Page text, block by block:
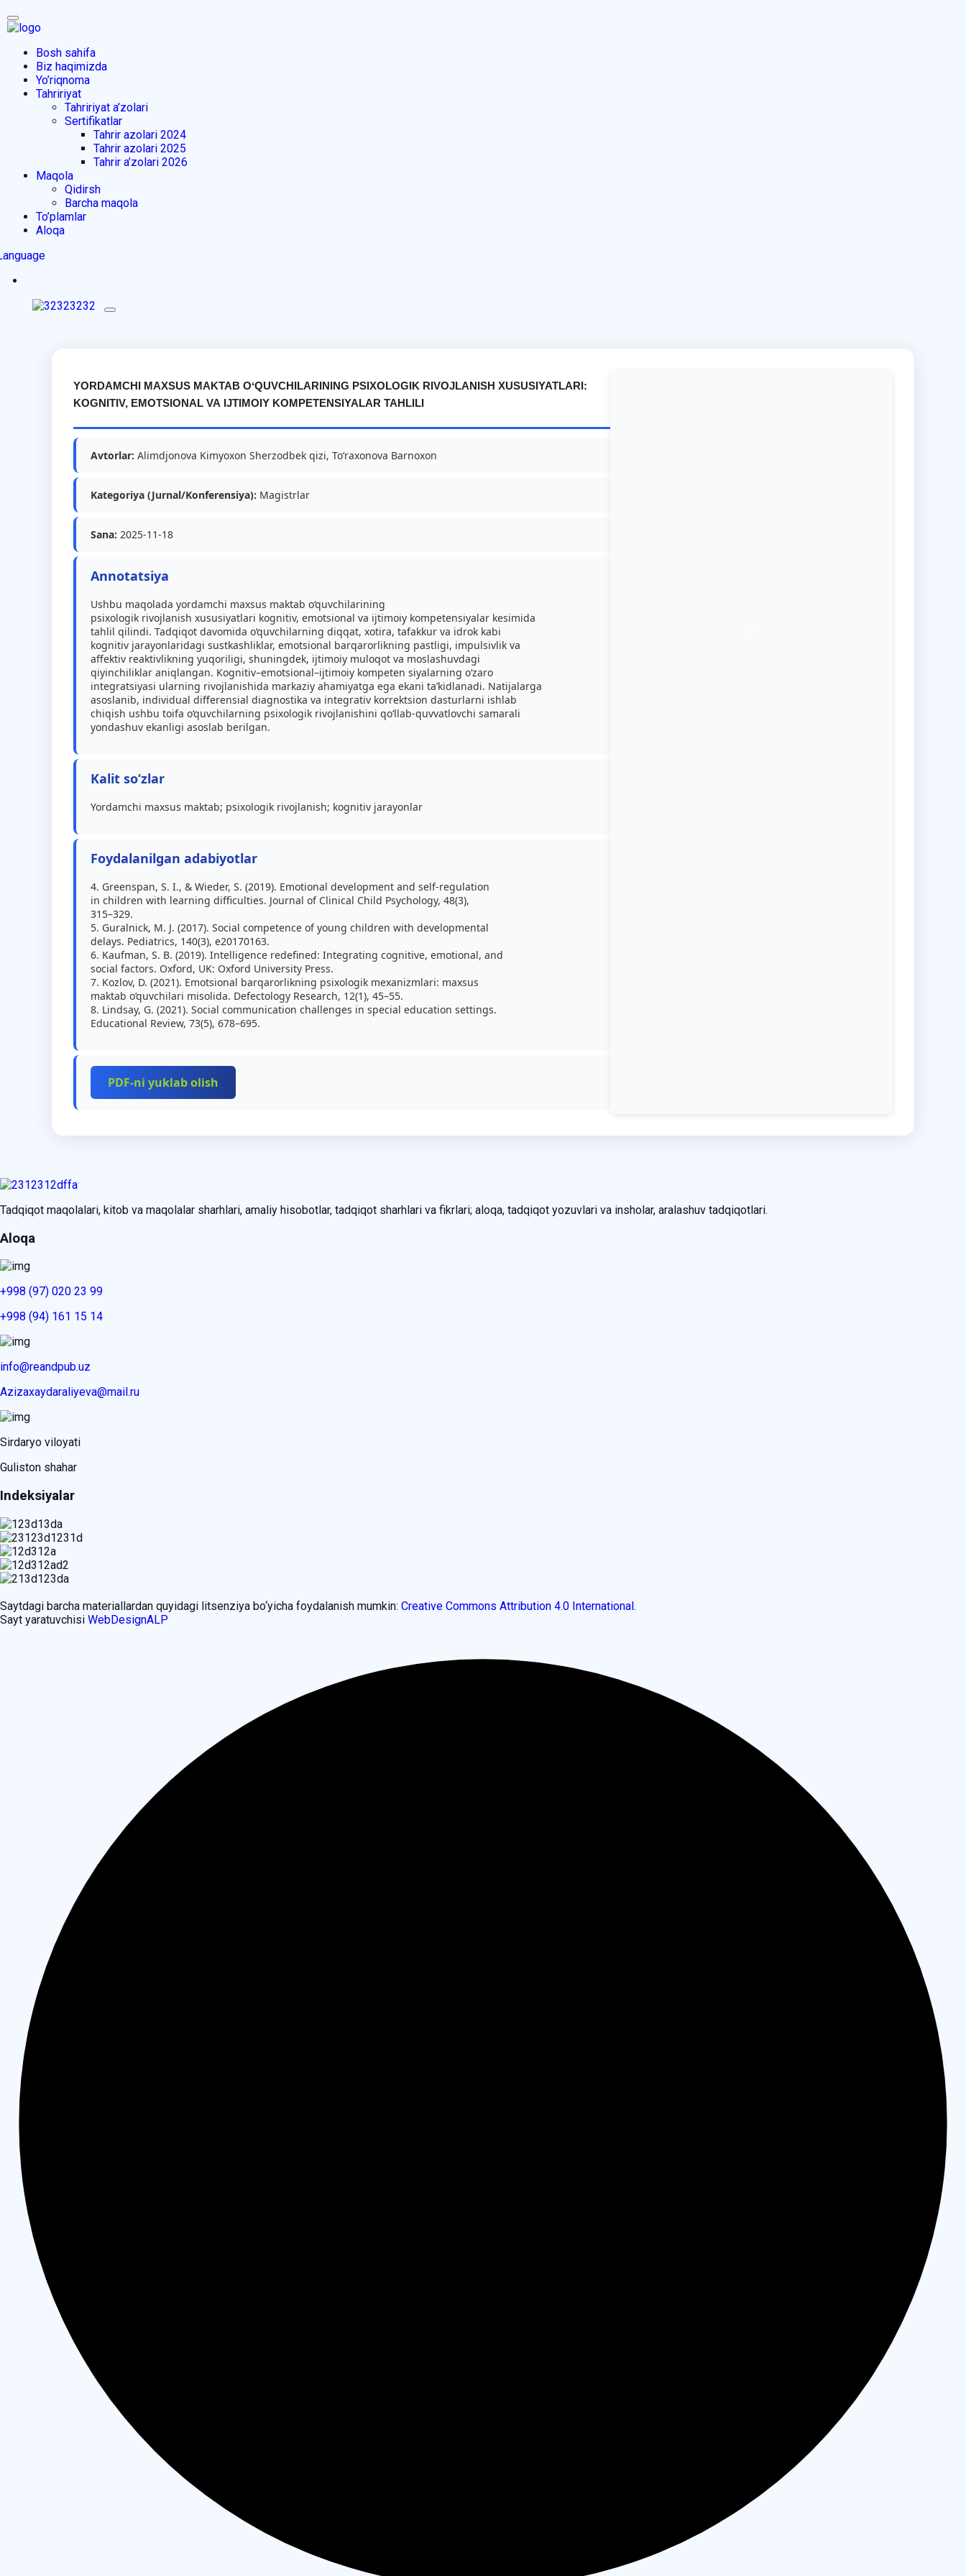
Bosh sahifa
Biz haqimizda
Yo’riqnoma
Tahririyat
Tahririyat a’zolari
Sertifikatlar
Tahrir azolari 2024
Tahrir azolari 2025
Tahrir a’zolari 2026
Maqola
Qidirsh
Barcha maqola
To’plamlar
Aloqa
YORDAMCHI MAXSUS MAKTAB OʻQUVCHILARINING PSIXOLOGIK RIVOJLANISH XUSUSIYATLARI:
KOGNITIV, EMOTSIONAL VA IJTIMOIY KOMPETENSIYALAR TAHLILI
Avtorlar: Alimdjonova Kimyoxon Sherzodbek qizi, Toʻraxonova Barnoxon
Kategoriya (Jurnal/Konferensiya): Magistrlar
Sana: 2025-11-18
Annotatsiya
Ushbu maqolada yordamchi maxsus maktab o‘quvchilarining
psixologik rivojlanish xususiyatlari kognitiv, emotsional va ijtimoiy kompetensiyalar kesimida
tahlil qilindi. Tadqiqot davomida o‘quvchilarning diqqat, xotira, tafakkur va idrok kabi
kognitiv jarayonlaridagi sustkashliklar, emotsional barqarorlikning pastligi, impulsivlik va
affektiv reaktivlikning yuqoriligi, shuningdek, ijtimoiy muloqot va moslashuvdagi
qiyinchiliklar aniqlangan. Kognitiv–emotsional–ijtimoiy kompeten siyalarning o‘zaro
integratsiyasi ularning rivojlanishida markaziy ahamiyatga ega ekani ta’kidlanadi. Natijalarga
asoslanib, individual differensial diagnostika va integrativ korrektsion dasturlarni ishlab
chiqish ushbu toifa o‘quvchilarning psixologik rivojlanishini qo‘llab-quvvatlovchi samarali
yondashuv ekanligi asoslab berilgan.
Kalit so‘zlar
Yordamchi maxsus maktab; psixologik rivojlanish; kognitiv jarayonlar
Foydalanilgan adabiyotlar
4. Greenspan, S. I., & Wieder, S. (2019). Emotional development and self-regulation
in children with learning difficulties. Journal of Clinical Child Psychology, 48(3),
315–329.
5. Guralnick, M. J. (2017). Social competence of young children with developmental
delays. Pediatrics, 140(3), e20170163.
6. Kaufman, S. B. (2019). Intelligence redefined: Integrating cognitive, emotional, and
social factors. Oxford, UK: Oxford University Press.
7. Kozlov, D. (2021). Emotsional barqarorlikning psixologik mexanizmlari: maxsus
maktab o‘quvchilari misolida. Defectology Research, 12(1), 45–55.
8. Lindsay, G. (2021). Social communication challenges in special education settings.
Educational Review, 73(5), 678–695.
PDF-ni yuklab olish
Tadqiqot maqolalari, kitob va maqolalar sharhlari, amaliy hisobotlar, tadqiqot sharhlari va fikrlari; aloqa, tadqiqot yozuvlari va insholar, aralashuv tadqiqotlari.
Aloqa
+998 (97) 020 23 99
+998 (94) 161 15 14
info@reandpub.uz
Azizaxaydaraliyeva@mail.ru
Sirdaryo viloyati
Guliston shahar
Indeksiyalar
Saytdagi barcha materiallardan quyidagi litsenziya bo‘yicha foydalanish mumkin: Creative Commons Attribution 4.0 International.
Sayt yaratuvchisi WebDesignALP